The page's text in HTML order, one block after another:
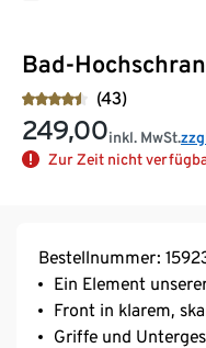
Bad-
(43)
249,00inkl. MwSt.
Zur Zeit nicht
Bestellnummer:
Ein Element
Front in klarem,
Griffe und